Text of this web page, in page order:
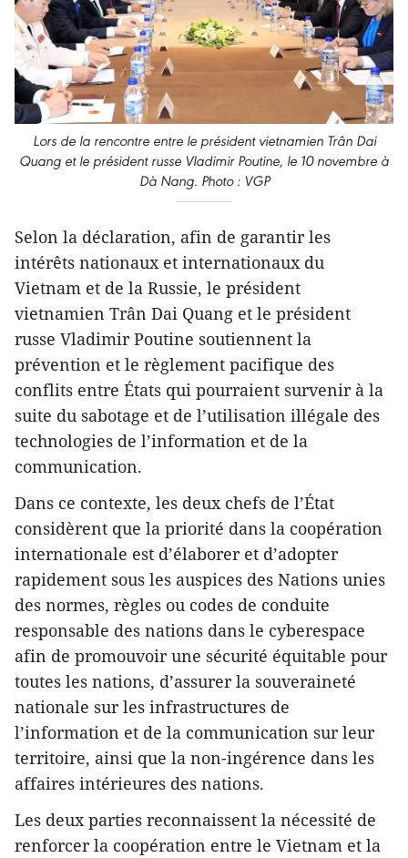
Lors de la rencontre entre le président vietnamien Trân Dai
Quang et le président russe Vladimir Poutine, le 10 novembre à
Dà Nang. Photo : VGP
Selon la déclaration, afin de garantir les
intérêts nationaux et internationaux du
Vietnam et de la Russie, le président
vietnamien Trân Dai Quang et le président
russe Vladimir Poutine soutiennent la
prévention et le règlement pacifique des
conflits entre États qui pourraient survenir à la
suite du sabotage et de l’utilisation illégale des
technologies de l’information et de la
communication.
Dans ce contexte, les deux chefs de l’État
considèrent que la priorité dans la coopération
internationale est d’élaborer et d’adopter
rapidement sous les auspices des Nations unies
des normes, règles ou codes de conduite
responsable des nations dans le cyberespace
afin de promouvoir une sécurité équitable pour
toutes les nations, d’assurer la souveraineté
nationale sur les infrastructures de
l’information et de la communication sur leur
territoire, ainsi que la non-ingérence dans les
affaires intérieures des nations.
Les deux parties reconnaissent la nécessité de
renforcer la coopération entre le Vietnam et la